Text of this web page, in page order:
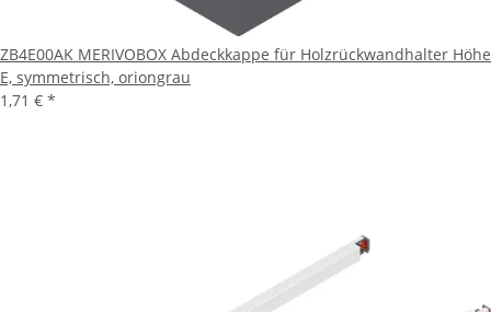
ZB4E00AK MERIVOBOX Abdeckkappe für Holzrückwandhalter Höhe
E, symmetrisch, oriongrau
1,71 € *